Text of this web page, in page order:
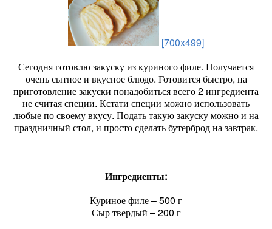
[700x499]
Сегодня готовлю закуску из куриного филе. Получается
очень сытное и вкусное блюдо. Готовится быстро, на
приготовление закуски понадобиться всего 2 ингредиента
не считая специи. Кстати специи можно использовать
любые по своему вкусу. Подать такую закуску можно и на
праздничный стол, и просто сделать бутерброд на завтрак.
Ингредиенты:
Куриное филе – 500 г
Сыр твердый – 200 г